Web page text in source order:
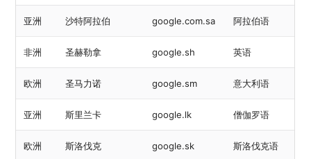
亚洲 沙特阿拉伯 google.com.sa 阿拉伯语
非洲 圣赫勒拿 google.sh 英语
欧洲 圣马力诺 google.sm 意大利语
亚洲 斯里兰卡 google.lk 僧伽罗语
欧洲 斯洛伐克 google.sk 斯洛伐克语